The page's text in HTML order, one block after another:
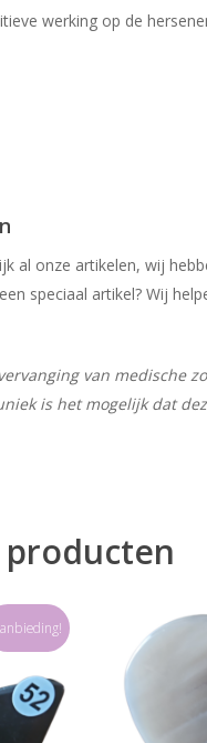
werking op de
al onze artikelen, wij
speciaal artikel? Wij
van medische
is het mogelijk dat